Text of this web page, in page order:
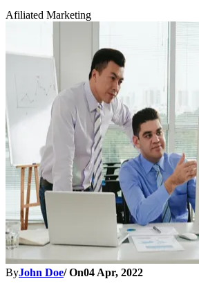
Afiliated Marketing
ByJohn Doe/ On04 Apr, 2022